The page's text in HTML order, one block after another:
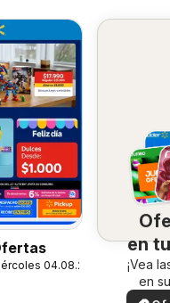
04.08.2026
en
¡Vea
en